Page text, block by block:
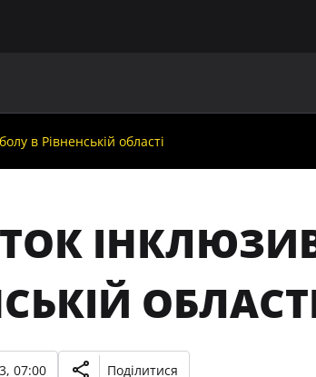
в Рівненській області
07:00 Поділитися